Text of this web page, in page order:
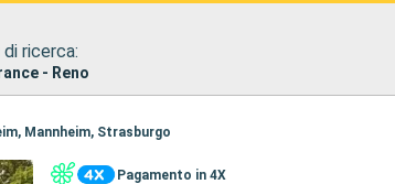
ricerca:
- Reno
Mannheim, Strasburgo
Pagamento in 4X